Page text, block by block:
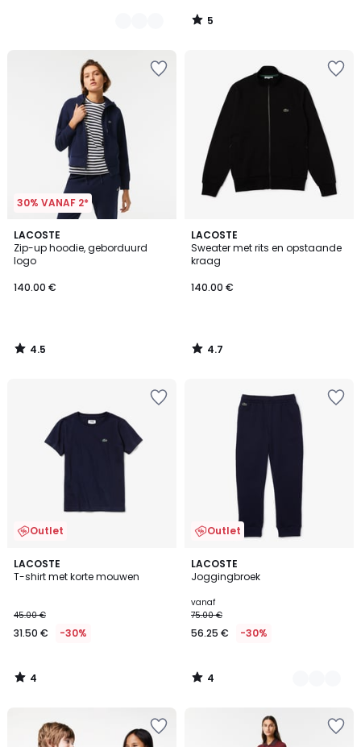
5
/
30% VANAF 2*
LACOSTE
Zip-up hoodie, geborduurd
logo
140.00 €
4.5
/ 5
4.5
/
LACOSTE
Sweater met rits en opstaande
kraag
140.00 €
4.7
/ 5
4.7
/
Outlet
LACOSTE
T-shirt met korte mouwen
45.00 €
31.50 € -30%
4
/
4
/
Outlet
LACOSTE
Joggingbroek
vanaf
75.00 €
56.25 € -30%
4
/
2
Kleuren
4
/